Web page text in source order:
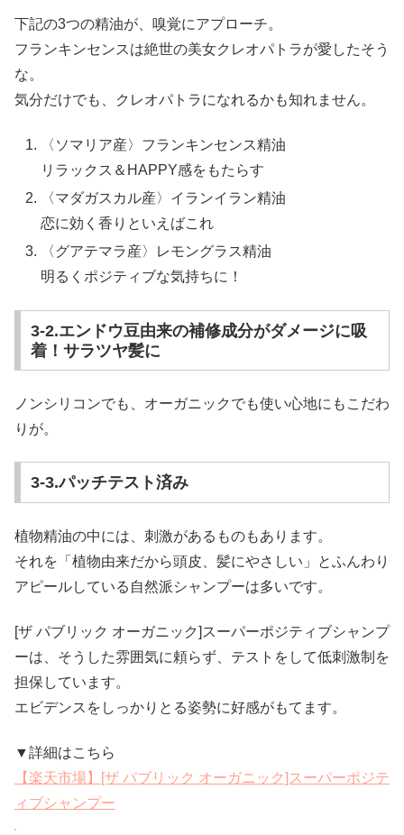
下記の3つの精油が、嗅覚にアプローチ。
フランキンセンスは絶世の美女クレオパトラが愛したそう
な。
気分だけでも、クレオパトラになれるかも知れません。
〈ソマリア産〉フランキンセンス精油
リラックス＆HAPPY感をもたらす
〈マダガスカル産〉イランイラン精油
恋に効く香りといえばこれ
〈グアテマラ産〉レモングラス精油
明るくポジティブな気持ちに！
3-2.エンドウ豆由来の補修成分がダメージに吸
着！サラツヤ髪に
ノンシリコンでも、オーガニックでも使い心地にもこだわ
りが。
3-3.パッチテスト済み
植物精油の中には、刺激があるものもあります。
それを「植物由来だから頭皮、髪にやさしい」とふんわり
アピールしている自然派シャンプーは多いです。
[ザ パブリック オーガニック]スーパーポジティブシャンプ
ーは、そうした雰囲気に頼らず、テストをして低刺激制を
担保しています。
エビデンスをしっかりとる姿勢に好感がもてます。
▼詳細はこちら
【楽天市場】[ザ パブリック オーガニック]スーパーポジテ
ィブシャンプー